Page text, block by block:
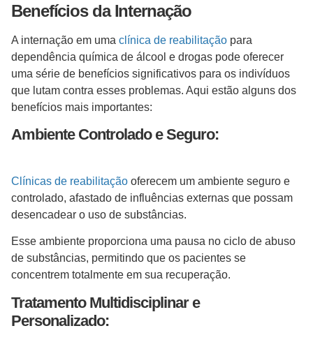
Benefícios da Internação
A internação em uma clínica de reabilitação para
dependência química de álcool e drogas pode oferecer
uma série de benefícios significativos para os indivíduos
que lutam contra esses problemas. Aqui estão alguns dos
benefícios mais importantes:
Ambiente Controlado e Seguro:
Clínicas de reabilitação oferecem um ambiente seguro e
controlado, afastado de influências externas que possam
desencadear o uso de substâncias.
Esse ambiente proporciona uma pausa no ciclo de abuso
de substâncias, permitindo que os pacientes se
concentrem totalmente em sua recuperação.
Tratamento Multidisciplinar e
Personalizado: